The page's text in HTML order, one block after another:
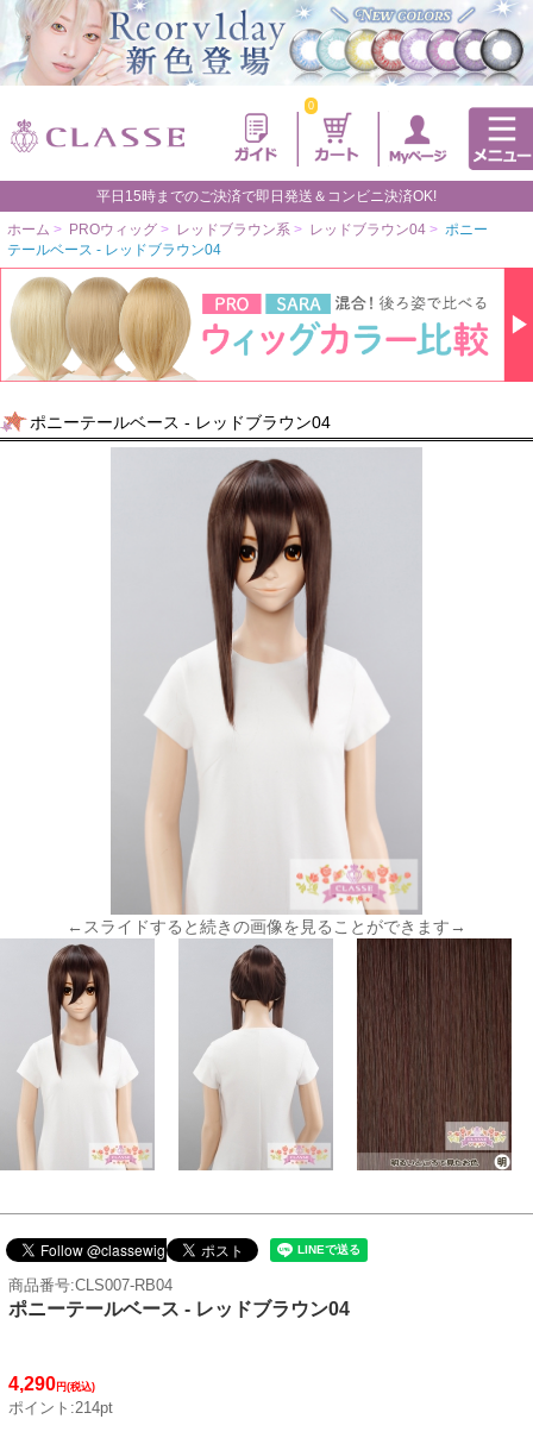
0
平日15時までのご決済で即日発送＆コンビニ決済OK!
ホーム > PROウィッグ > レッドブラウン系 > レッドブラウン04 > ポニー
テールベース - レッドブラウン04
ポニーテールベース - レッドブラウン04
←スライドすると続きの画像を見ることができます→
商品番号:CLS007-RB04
ポニーテールベース - レッドブラウン04
4,290円(税込)
ポイント:214pt